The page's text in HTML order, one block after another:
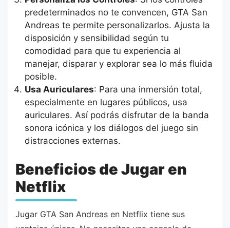
predeterminados no te convencen, GTA San
Andreas te permite personalizarlos. Ajusta la
disposición y sensibilidad según tu
comodidad para que tu experiencia al
manejar, disparar y explorar sea lo más fluida
posible.
Usa Auriculares: Para una inmersión total,
especialmente en lugares públicos, usa
auriculares. Así podrás disfrutar de la banda
sonora icónica y los diálogos del juego sin
distracciones externas.
Beneficios de Jugar en
Netflix
Jugar GTA San Andreas en Netflix tiene sus